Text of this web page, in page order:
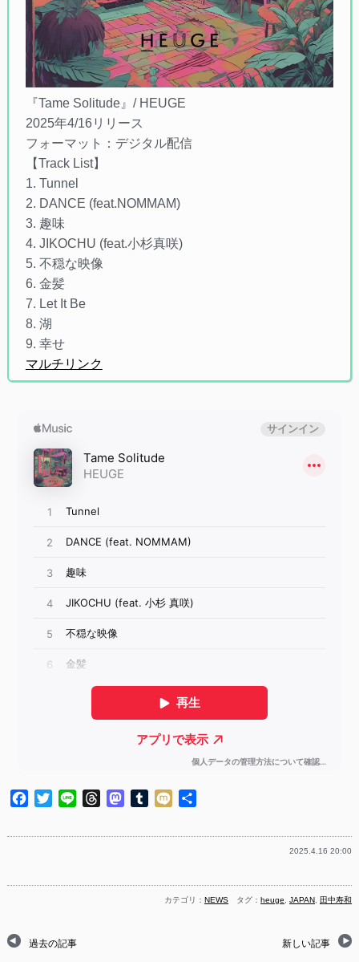
『Tame Solitude』/ HEUGE
2025年4/16リリース
フォーマット：デジタル配信
【Track List】
1. Tunnel
2. DANCE (feat.NOMMAM)
3. 趣味
4. JIKOCHU (feat.小杉真咲)
5. 不穏な映像
6. 金髪
7. Let It Be
8. 湖
9. 幸せ
マルチリンク
Facebook
TwitterLine ThreadsMastodon
Tumblr
Mixi
2025.4.16 20:00
カテゴリ：NEWS タグ：heuge ,JAPAN 田中寿和
過去の記事 新しい記事